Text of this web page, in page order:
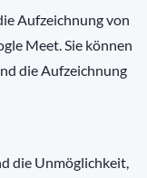
Aufzeichnung von
Meet. Sie können
die Aufzeichnung
die Unmöglichkeit,